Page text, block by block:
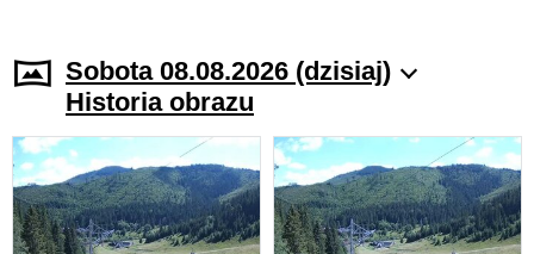
Sobota 08.08.2026 (dzisiaj)
Historia obrazu